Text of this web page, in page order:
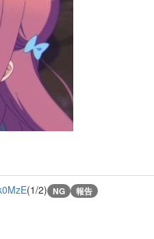
(1/2) NG 報告